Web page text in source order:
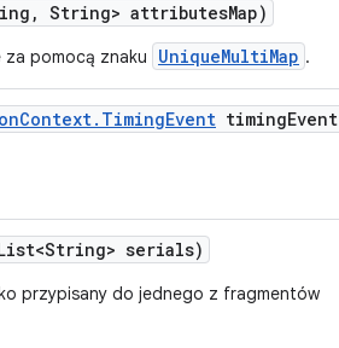
, String> attributesMap)
za pomocą znaku UniqueMultiMap .
Context. TimingEvent timingEvent
serials)
przypisany do jednego z fragmentów